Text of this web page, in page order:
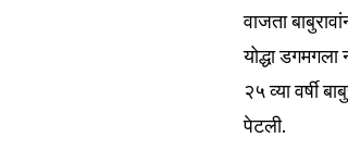
वाजता
योद्धा डगमगला
२५ व्या वर्षी
पेटली.